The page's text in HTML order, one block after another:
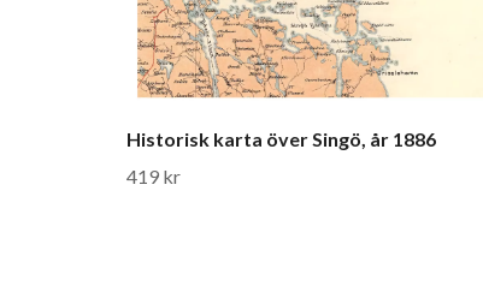
Historisk karta över Singö, år 1886
419 kr